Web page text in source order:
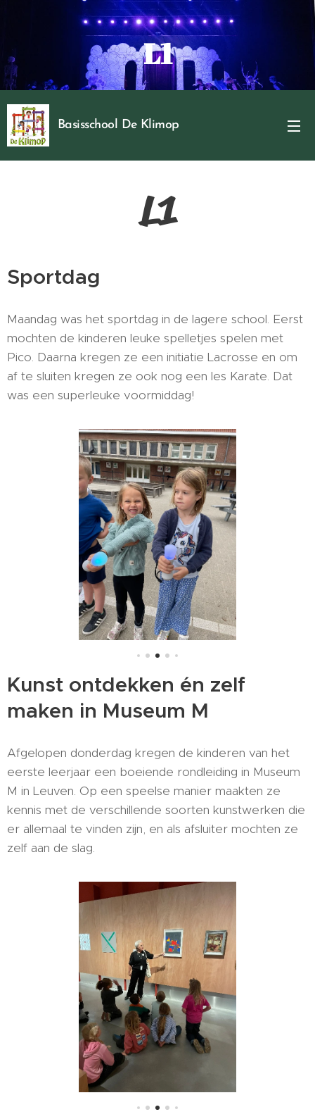
Basisschool De Klimop
L1
L1
Sportdag
Maandag was het sportdag in de lagere school. Eerst
mochten de kinderen leuke spelletjes spelen met
Pico. Daarna kregen ze een initiatie Lacrosse en om
af te sluiten kregen ze ook nog een les Karate. Dat
was een superleuke voormiddag!
Kunst ontdekken én zelf
maken in Museum M
Afgelopen donderdag kregen de kinderen van het
eerste leerjaar een boeiende rondleiding in Museum
M in Leuven. Op een speelse manier maakten ze
kennis met de verschillende soorten kunstwerken die
er allemaal te vinden zijn, en als afsluiter mochten ze
zelf aan de slag.